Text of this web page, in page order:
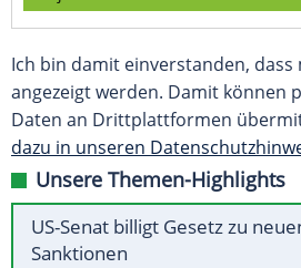
Ich bin damit einverstanden,
angezeigt werden. Damit können
Daten an Drittplattformen
dazu in unseren
Unsere Themen-Highlights
US-Senat billigt Gesetz zu
Sanktionen